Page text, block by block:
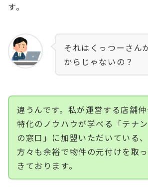
す。
それはくっつーさん
からじゃないの？
違うんです。私が運営する店舗
特化のノウハウが学べる「テナ
の窓口」に加盟いただいている、
方々も余裕で物件の元付けを取
きております。